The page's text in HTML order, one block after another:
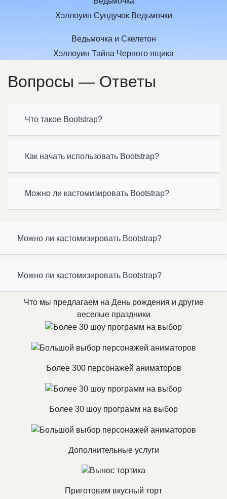
Хэллоуин Сундучок Ведьмочки
Ведьмочка и Скелетон
Хэллоуин Тайна Черного ящика
Вопросы — Ответы
Что такое Bootstrap?
Как начать использовать Bootstrap?
Можно ли кастомизировать Bootstrap?
Можно ли кастомизировать Bootstrap?
Можно ли кастомизировать Bootstrap?
Что мы предлагаем на День рождения и другие
веселые праздники
Более 300 персонажей аниматоров
Более 30 шоу программ на выбор
Дополнительные услуги
Приготовим вкусный торт